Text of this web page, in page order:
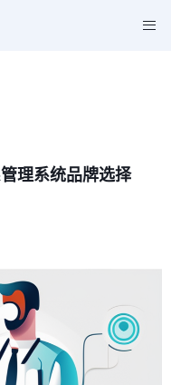
理系统品牌选择